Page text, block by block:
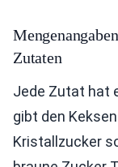
Zutaten
Jede Zutat hat
gibt den
Kristallzucker